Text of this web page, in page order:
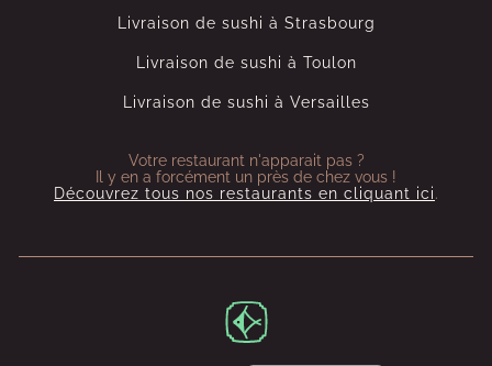
Livraison de sushi à Strasbourg
Livraison de sushi à Toulon
Livraison de sushi à Versailles
Votre restaurant n'apparait pas ?
Il y en a forcément un près de chez vous !
Découvrez tous nos restaurants en cliquant ici.